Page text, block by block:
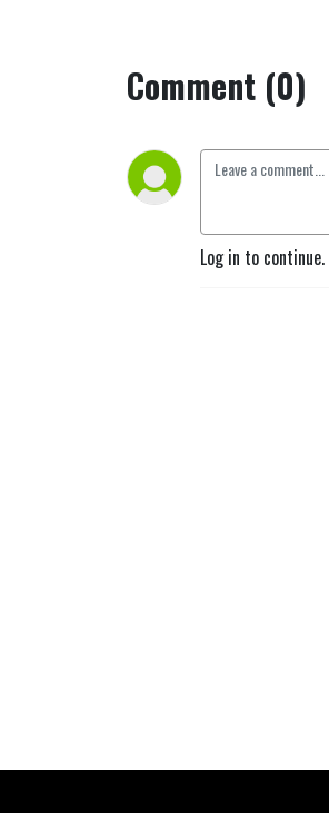
Comment (0)
Log in to continue.